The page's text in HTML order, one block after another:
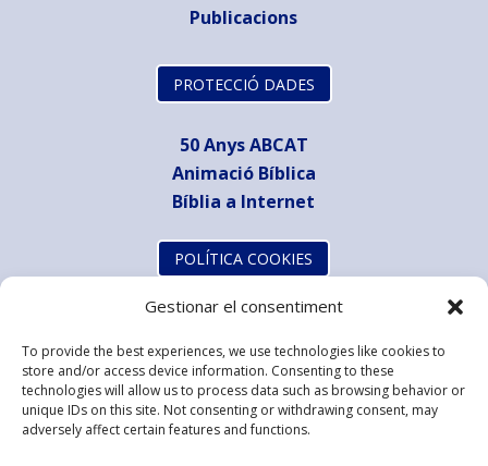
Gestionar el consentiment
To provide the best experiences, we use technologies like cookies to
store and/or access device information. Consenting to these
technologies will allow us to process data such as browsing behavior or
unique IDs on this site. Not consenting or withdrawing consent, may
adversely affect certain features and functions.
Publicacions
PROTECCIÓ DADES
50 Anys ABCAT
Animació Bíblica
Bíblia a Internet
POLÍTICA COOKIES